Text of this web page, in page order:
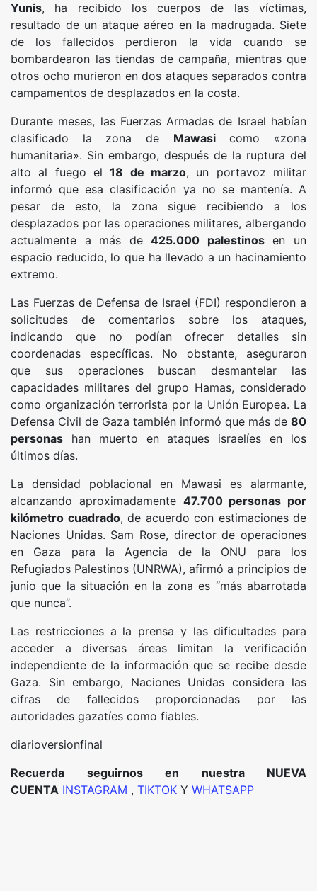
Yunis, ha recibido los cuerpos de las víctimas,
resultado de un ataque aéreo en la madrugada. Siete
de los fallecidos perdieron la vida cuando se
bombardearon las tiendas de campaña, mientras que
otros ocho murieron en dos ataques separados contra
campamentos de desplazados en la costa.
Durante meses, las Fuerzas Armadas de Israel habían
clasificado la zona de Mawasicomo «zona
humanitaria». Sin embargo, después de la ruptura del
alto al fuego el18 de marzo, un portavoz militar
informó que esa clasificación ya no se mantenía. A
pesar de esto, la zona sigue recibiendo a los
desplazados por las operaciones militares, albergando
actualmente a más de425.000 palestinosen un
espacio reducido, lo que ha llevado a un hacinamiento
extremo.
Las Fuerzas de Defensa de Israel (FDI) respondieron a
solicitudes de comentarios sobre los ataques,
indicando que no podían ofrecer detalles sin
coordenadas específicas. No obstante, aseguraron
que sus operaciones buscan desmantelar las
capacidades militares del grupo Hamas, considerado
como organización terrorista por la Unión Europea. La
Defensa Civil de Gaza también informó que más de 80
personas han muerto en ataques israelíes en los
últimos días.
La densidad poblacional en Mawasi es alarmante,
alcanzando aproximadamente 47.700 personas por
kilómetro cuadrado, de acuerdo con estimaciones de
Naciones Unidas. Sam Rose, director de operaciones
en Gaza para la Agencia de la ONU para los
Refugiados Palestinos (UNRWA), afirmó a principios de
junio que la situación en la zona es “más abarrotada
que nunca”.
Las restricciones a la prensa y las dificultades para
acceder a diversas áreas limitan la verificación
independiente de la información que se recibe desde
Gaza. Sin embargo, Naciones Unidas considera las
cifras de fallecidos proporcionadas por las
autoridades gazatíes como fiables.
diarioversionfinal
Recuerda seguirnos en nuestra NUEVA
CUENTA INSTAGRAM , TIKTOK Y WHATSAPP